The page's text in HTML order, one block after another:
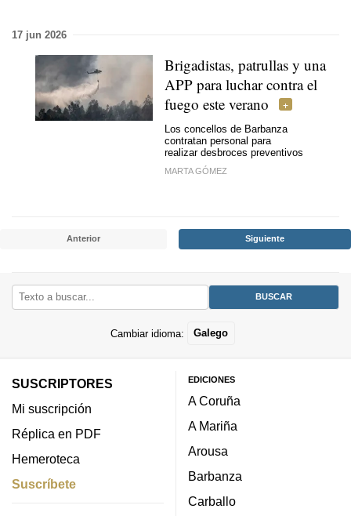
17 jun 2026
Brigadistas, patrullas y una
APP para luchar contra el
fuego este verano
Los concellos de Barbanza
contratan personal para
realizar desbroces preventivos
MARTA GÓMEZ
Anterior Siguiente
Cambiar idioma: Galego
SUSCRIPTORES
Mi suscripción
Réplica en PDF
Hemeroteca
Suscríbete
EDICIONES
A Coruña
A Mariña
Arousa
Barbanza
Carballo